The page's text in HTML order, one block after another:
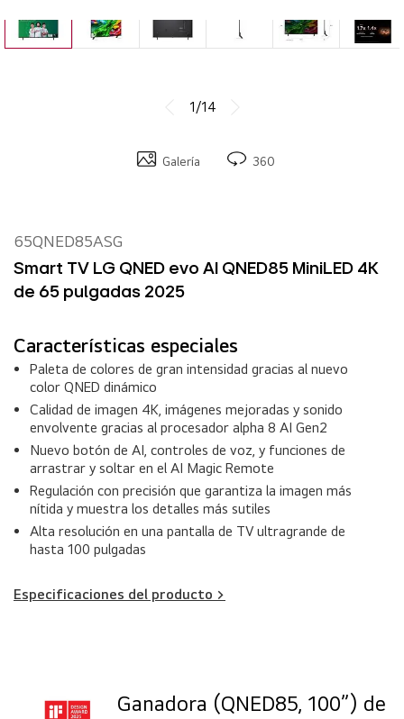
1/14
Galería 360
65QNED85ASG
Smart TV LG QNED evo AI QNED85 MiniLED 4K
de 65 pulgadas 2025
Características especiales
Paleta de colores de gran intensidad gracias al nuevo
color QNED dinámico
Calidad de imagen 4K, imágenes mejoradas y sonido
envolvente gracias al procesador alpha 8 AI Gen2
Nuevo botón de AI, controles de voz, y funciones de
arrastrar y soltar en el AI Magic Remote
Regulación con precisión que garantiza la imagen más
nítida y muestra los detalles más sutiles
Alta resolución en una pantalla de TV ultragrande de
hasta 100 pulgadas
Especificaciones del producto >
Ganadora (QNED85, 100”) de